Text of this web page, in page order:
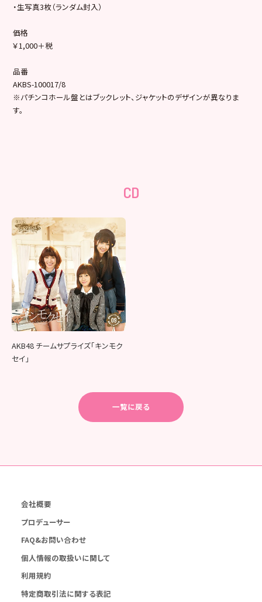
・生写真3枚（ランダム封入）
価格
￥1,000＋税
品番
AKBS-100017/8
※パチンコホール盤とはブックレット、ジャケットのデザインが異なりま
す。
CD
AKB48 チームサプライズ「キンモク
セイ」
一覧に戻る
会社概要
プロデューサー
FAQ&お問い合わせ
個人情報の取扱いに関して
利用規約
特定商取引法に関する表記